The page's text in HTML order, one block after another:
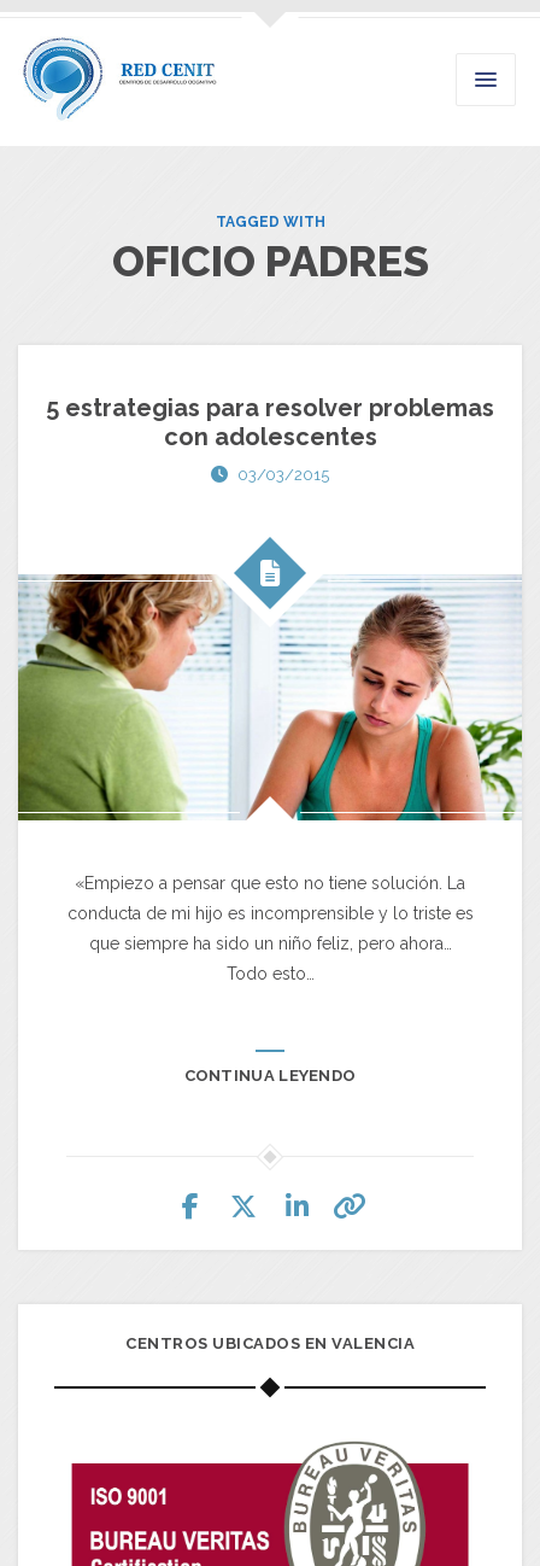
TAGGED WITH
OFICIO PADRES
5 estrategias para resolver problemas
con adolescentes
03/03/2015
«Empiezo a pensar que esto no tiene solución. La
conducta de mi hijo es incomprensible y lo triste es
que siempre ha sido un niño feliz, pero ahora…
Todo esto…
CONTINUA LEYENDO
CENTROS UBICADOS EN VALENCIA